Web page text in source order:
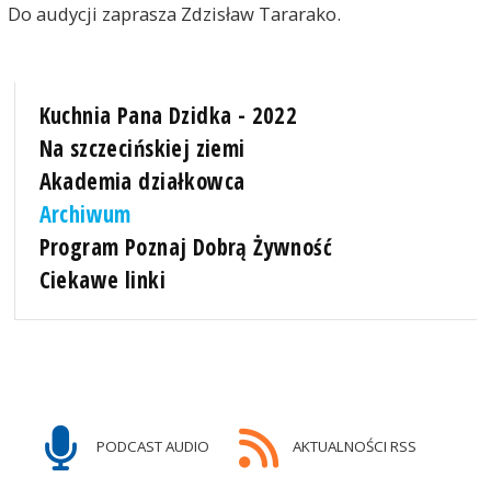
Do audycji zaprasza Zdzisław Tararako.
Kuchnia Pana Dzidka - 2022
Na szczecińskiej ziemi
Akademia działkowca
Archiwum
Program Poznaj Dobrą Żywność
Ciekawe linki
PODCAST AUDIO AKTUALNOŚCI RSS